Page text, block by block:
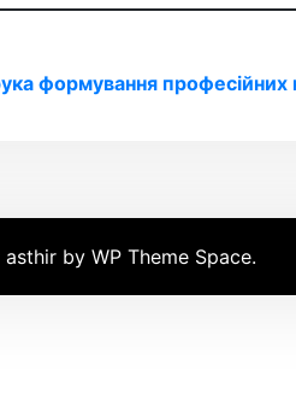
формування
asthir by WP Theme Space.